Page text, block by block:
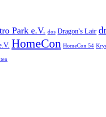
Park e.V. dos Dragon's Lair
HomeCon HomeCon 54